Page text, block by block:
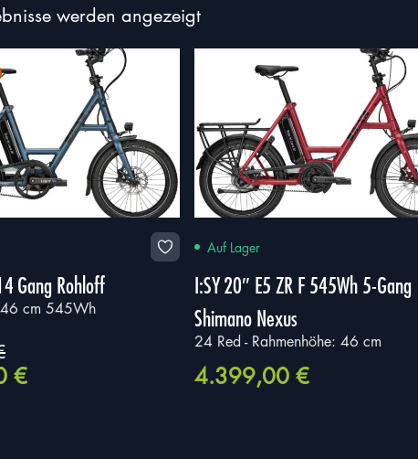
werden angezeigtNach
Gang Rohloff
cm 545Wh
€Aktueller
Preis
Auf Lager
I:SY 20″ E5 ZR F 545Wh 5-Gang
Shimano Nexus
24 Red - Rahmenhöhe: 46 cm
4.399,00€